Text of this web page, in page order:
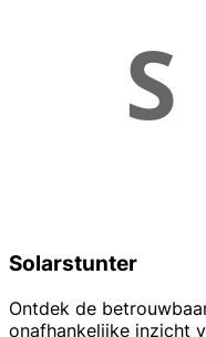
Solarstunter
Ontdek de
onafhankelijke inzicht